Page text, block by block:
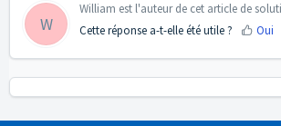
W
William est l'auteur de cet article de
Cette réponse a-t-elle été utile ?
Oui